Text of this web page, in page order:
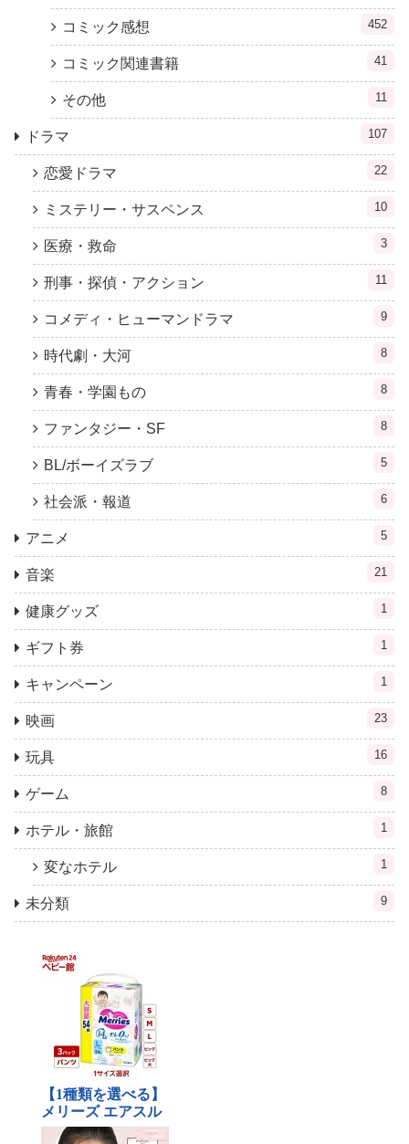
コミック感想 452
コミック関連書籍 41
その他 11
ドラマ 107
恋愛ドラマ 22
ミステリー・サスペンス 10
医療・救命 3
刑事・探偵・アクション 11
コメディ・ヒューマンドラマ 9
時代劇・大河 8
青春・学園もの 8
ファンタジー・SF 8
BL/ボーイズラブ 5
社会派・報道 6
アニメ 5
音楽 21
健康グッズ 1
ギフト券 1
キャンペーン 1
映画 23
玩具 16
ゲーム 8
ホテル・旅館 1
変なホテル 1
未分類 9